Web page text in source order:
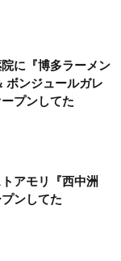
に『博多ラーメン
ボンジュールガレ
プンしてた
アモリ『西中洲
ンしてた